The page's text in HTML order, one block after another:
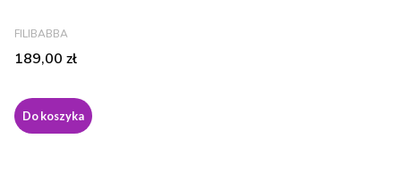
PRODUCENT
FILIBABBA
Cena
189,00 zł
Do koszyka